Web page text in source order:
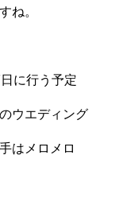
ね。
に行う予定
ウエディング
はメロメロ